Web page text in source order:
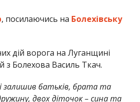
, посилаючись на Болехівську
дій ворога на Луганщині
з Болехова Василь Ткач.
залишив батьків, брата та
двох діточок – сина та